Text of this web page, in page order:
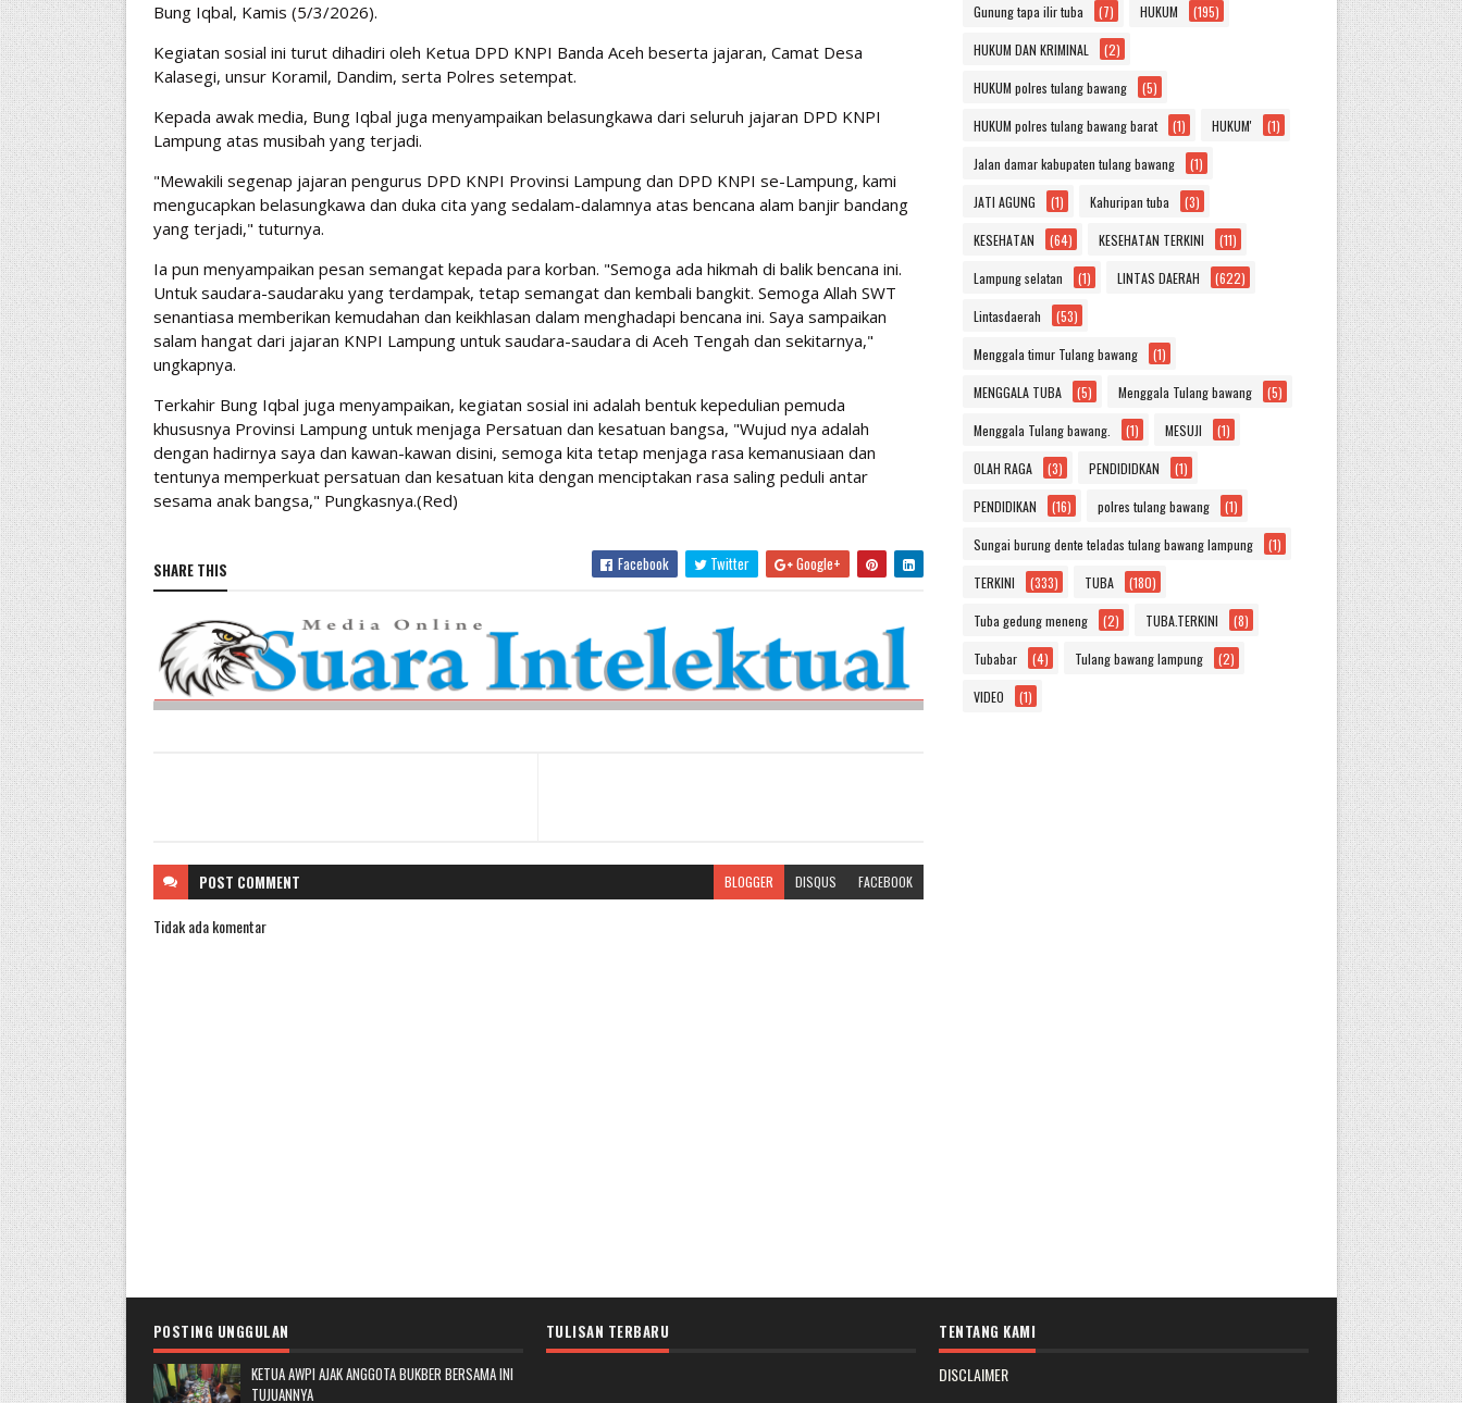
Bung Iqbal, Kamis (5/3/2026).
Kegiatan sosial ini turut dihadiri oleh Ketua DPD KNPI Banda Aceh beserta jajaran, Camat Desa
Kalasegi, unsur Koramil, Dandim, serta Polres setempat.
Kepada awak media, Bung Iqbal juga menyampaikan belasungkawa dari seluruh jajaran DPD KNPI
Lampung atas musibah yang terjadi.
"Mewakili segenap jajaran pengurus DPD KNPI Provinsi Lampung dan DPD KNPI se-Lampung, kami
mengucapkan belasungkawa dan duka cita yang sedalam-dalamnya atas bencana alam banjir bandang
yang terjadi," tuturnya.
Ia pun menyampaikan pesan semangat kepada para korban. "Semoga ada hikmah di balik bencana ini.
Untuk saudara-saudaraku yang terdampak, tetap semangat dan kembali bangkit. Semoga Allah SWT
senantiasa memberikan kemudahan dan keikhlasan dalam menghadapi bencana ini. Saya sampaikan
salam hangat dari jajaran KNPI Lampung untuk saudara-saudara di Aceh Tengah dan sekitarnya,"
ungkapnya.
Terkahir Bung Iqbal juga menyampaikan, kegiatan sosial ini adalah bentuk kepedulian pemuda
khususnya Provinsi Lampung untuk menjaga Persatuan dan kesatuan bangsa, "Wujud nya adalah
dengan hadirnya saya dan kawan-kawan disini, semoga kita tetap menjaga rasa kemanusiaan dan
tentunya memperkuat persatuan dan kesatuan kita dengan menciptakan rasa saling peduli antar
sesama anak bangsa," Pungkasnya.(Red)
SHARE THIS Facebook Twitter Google+
POST COMMENT BLOGGER DISQUS FACEBOOK
Tidak ada komentar
Gunung tapa ilir tuba (7) HUKUM (195)
HUKUM DAN KRIMINAL (2)
HUKUM polres tulang bawang (5)
HUKUM polres tulang bawang barat (1) HUKUM' (1)
Jalan damar kabupaten tulang bawang (1)
JATI AGUNG (1) Kahuripan tuba (3)
KESEHATAN (64) KESEHATAN TERKINI (11)
Lampung selatan (1) LINTAS DAERAH (622)
Lintasdaerah (53)
Menggala timur Tulang bawang (1)
MENGGALA TUBA (5) Menggala Tulang bawang (5)
Menggala Tulang bawang. (1) MESUJI (1)
OLAH RAGA (3) PENDIDIDKAN (1)
PENDIDIKAN (16) polres tulang bawang (1)
Sungai burung dente teladas tulang bawang lampung (1)
TERKINI (333) TUBA (180)
Tuba gedung meneng (2) TUBA.TERKINI (8)
Tubabar (4) Tulang bawang lampung (2)
VIDEO (1)
POSTING UNGGULAN
KETUA AWPI AJAK ANGGOTA BUKBER BERSAMA INI
TUJUANNYA
TULISAN TERBARU TENTANG KAMI
DISCLAIMER